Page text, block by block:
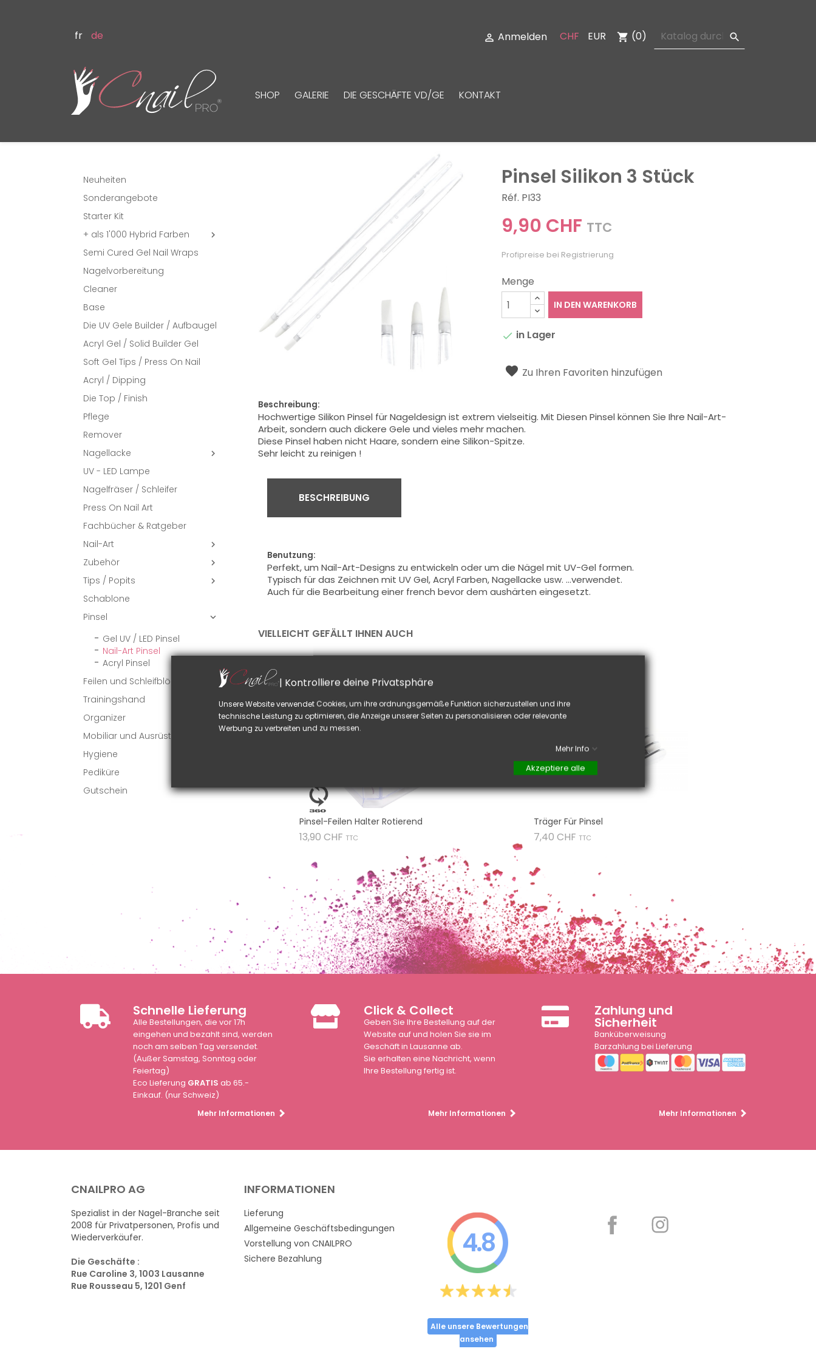
fr de  Anmelden CHF EUR shopping_cart (0) 
SHOP GALERIE DIE GESCHÄFTE VD/GE KONTAKT
Neuheiten
Sonderangebote
Starter Kit
+ als 1'000 Hybrid Farben

Semi Cured Gel Nail Wraps
Nagelvorbereitung
Cleaner
Base
Die UV Gele Builder / Aufbaugel
Acryl Gel / Solid Builder Gel
Soft Gel Tips / Press On Nail
Acryl / Dipping
Die Top / Finish
Pflege
Remover
Nagellacke

UV - LED Lampe
Nagelfräser / Schleifer
Press On Nail Art
Fachbücher & Ratgeber
Nail-Art

Zubehör 
Tips / Popits 
Schablone
Pinsel

Gel UV / LED Pinsel
Nail-Art Pinsel
Acryl Pinsel
Feilen und Schleifblöcke
Trainingshand
Organizer
Mobiliar und Ausrüstung
Hygiene
Pediküre
Gutschein
Pinsel Silikon 3 Stück
Réf. PI33
9,90 CHF TTC
Profipreise bei Registrierung
Menge
IN DEN WARENKORB
 in Lager
Zu Ihren Favoriten hinzufügen
Beschreibung:
Hochwertige Silikon Pinsel für Nageldesign ist extrem vielseitig. Mit Diesen Pinsel können Sie Ihre Nail-Art-
Arbeit, sondern auch dickere Gele und vieles mehr machen.
Diese Pinsel haben nicht Haare, sondern eine Silikon-Spitze.
Sehr leicht zu reinigen !
BESCHREIBUNG
Benutzung:
Perfekt, um Nail-Art-Designs zu entwickeln oder um die Nägel mit UV-Gel formen.
Typisch für das Zeichnen mit UV Gel,Acryl Farben, Nagellacke usw. ...verwendet.
Auch für die Bearbeitung einer french bevor dem aushärten eingesetzt.
VIELLEICHT GEFÄLLT IHNEN AUCH
Pinsel-Feilen Halter Rotierend
13,90 CHF Preis
TTC
Träger Für Pinsel
7,40 CHF Preis
TTC
Schnelle Lieferung
Alle Bestellungen, die vor 17h
eingehen und bezahlt sind, werden
noch am selben Tag versendet.
(Außer Samstag, Sonntag oder
Feiertag)
Eco Lieferung GRATIS ab 65.-
Einkauf. (nur Schweiz)
Mehr Informationen
Click & Collect
Geben Sie Ihre Bestellung auf der
Website auf und holen Sie sie im
Geschäft in Lausanne ab.
Sie erhalten eine Nachricht, wenn
Ihre Bestellung fertig ist.
Mehr Informationen
Zahlung und
Sicherheit
Banküberweisung
Barzahlung bei Lieferung
Mehr Informationen
CNAILPRO AG
Spezialist in der Nagel-Branche seit
2008 für Privatpersonen, Profis und
Wiederverkäufer.
Die Geschäfte :
Rue Caroline 3, 1003 Lausanne
Rue Rousseau 5, 1201 Genf
INFORMATIONEN
Lieferung
Allgemeine Geschäftsbedingungen
Vorstellung von CNAILPRO
Sichere Bezahlung
4.8
Alle unsere Bewertungen
ansehen
| Kontrolliere deine Privatsphäre
Unsere Website verwendet Cookies, um ihre ordnungsgemäße Funktion sicherzustellen und ihre
technische Leistung zu optimieren, die Anzeige unserer Seiten zu personalisieren oder relevante
Werbung zu verbreiten und zu messen.
Mehr Info
Akzeptiere alle